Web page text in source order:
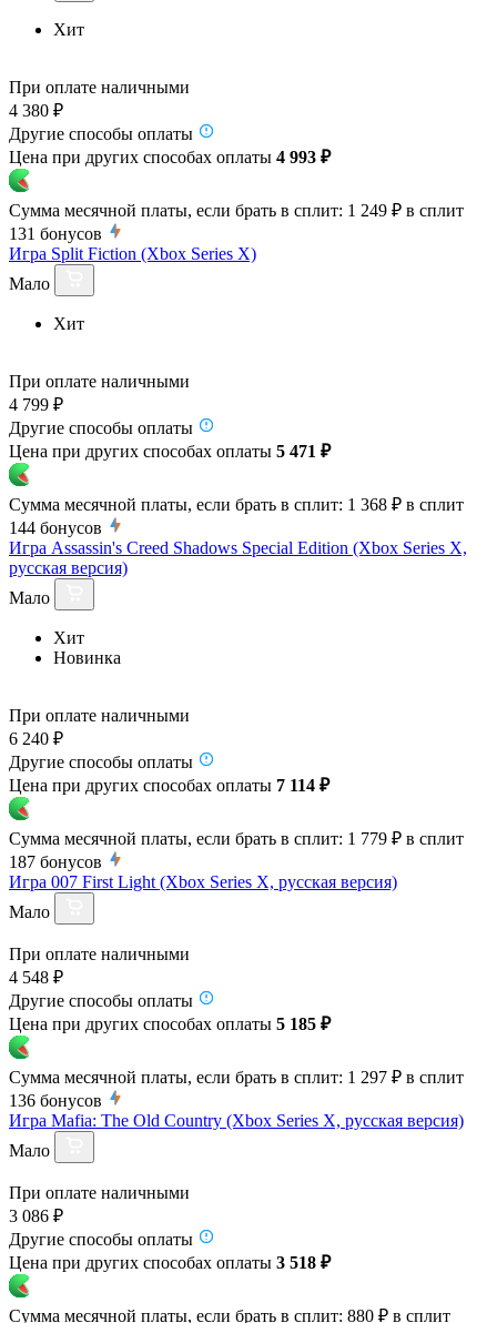
Хит
При оплате наличными
4 380 ₽
Другие способы оплаты
Цена при других способах оплаты 4 993 ₽
Сумма месячной платы, если брать в сплит: 1 249 ₽ в сплит
131 бонусов
Игра Split Fiction (Xbox Series X)
Мало
Хит
При оплате наличными
4 799 ₽
Другие способы оплаты
Цена при других способах оплаты 5 471 ₽
Сумма месячной платы, если брать в сплит: 1 368 ₽ в сплит
144 бонусов
Игра Assassin's Creed Shadows Special Edition (Xbox Series X,
русская версия)
Мало
Хит
Новинка
При оплате наличными
6 240 ₽
Другие способы оплаты
Цена при других способах оплаты 7 114 ₽
Сумма месячной платы, если брать в сплит: 1 779 ₽ в сплит
187 бонусов
Игра 007 First Light (Xbox Series X, русская версия)
Мало
При оплате наличными
4 548 ₽
Другие способы оплаты
Цена при других способах оплаты 5 185 ₽
Сумма месячной платы, если брать в сплит: 1 297 ₽ в сплит
136 бонусов
Игра Mafia: The Old Country (Xbox Series X, русская версия)
Мало
При оплате наличными
3 086 ₽
Другие способы оплаты
Цена при других способах оплаты 3 518 ₽
Сумма месячной платы, если брать в сплит: 880 ₽ в сплит